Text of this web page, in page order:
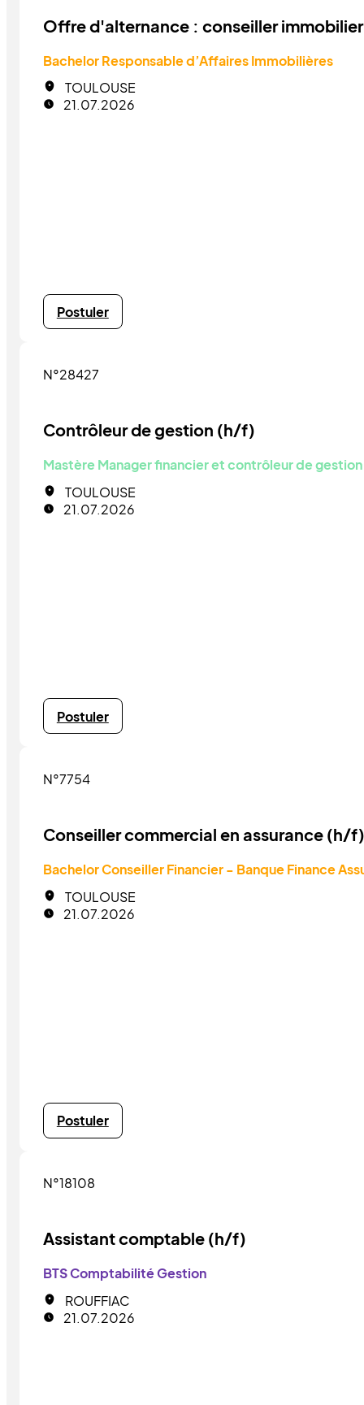
Offre d'alternance : conseiller
Bachelor Responsable d’Affaires Immobilières
TOULOUSE
21.07.2026
Postuler
N°28427
Contrôleur de gestion (h/f)
Mastère Manager financier et contrôleur de gestion
TOULOUSE
21.07.2026
Postuler
N°7754
Conseiller commercial en assurance (h/f)
Bachelor Conseiller Financier - Banque Finance
TOULOUSE
21.07.2026
Postuler
N°18108
Assistant comptable (h/f)
BTS Comptabilité Gestion
ROUFFIAC
21.07.2026